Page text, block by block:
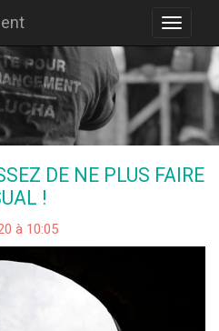
DE NE PLUS FAIRE
!
à 10:05